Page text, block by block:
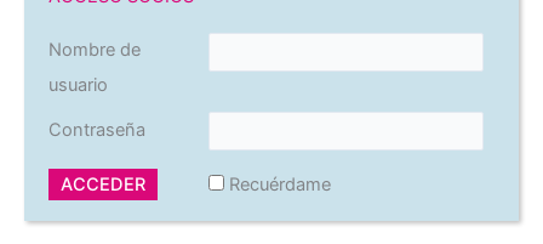
Nombre de
usuario
Contraseña
Recuérdame